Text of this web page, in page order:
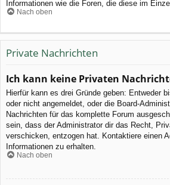
Informationen wie die Foren, die diese im
Nach oben
Private Nachrichten
Ich kann keine Privaten
Hierfür kann es drei Gründe geben: Entweder
oder nicht angemeldet, oder die Board-
Nachrichten für das komplette Forum
sein, dass der Administrator dir das Recht,
verschicken, entzogen hat. Kontaktiere einen
Informationen zu erhalten.
Nach oben